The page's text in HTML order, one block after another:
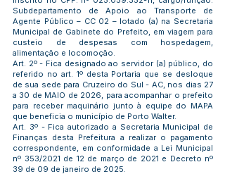
Subdepartamento de Apoio ao Transporte de
Agente Público – CC 02 – lotado (a) na Secretaria
Municipal de Gabinete do Prefeito, em viagem para
custeio de despesas com hospedagem,
alimentação e locomoção.
Art. 2º - Fica designado ao servidor (a) público, do
referido no art. 1º desta Portaria que se desloque
de sua sede para Cruzeiro do Sul - AC, nos dias 27
a 30 de MAIO de 2026, para acompanhar o prefeito
para receber maquinário junto à equipe do MAPA
que beneficia o município de Porto Walter.
Art. 3º - Fica autorizado a Secretaria Municipal de
Finanças desta Prefeitura a realizar o pagamento
correspondente, em conformidade a Lei Municipal
nº 353/2021 de 12 de março de 2021 e Decreto nº
39 de 09 de janeiro de 2025.